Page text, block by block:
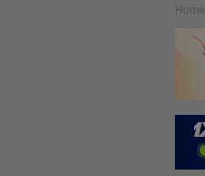
Home